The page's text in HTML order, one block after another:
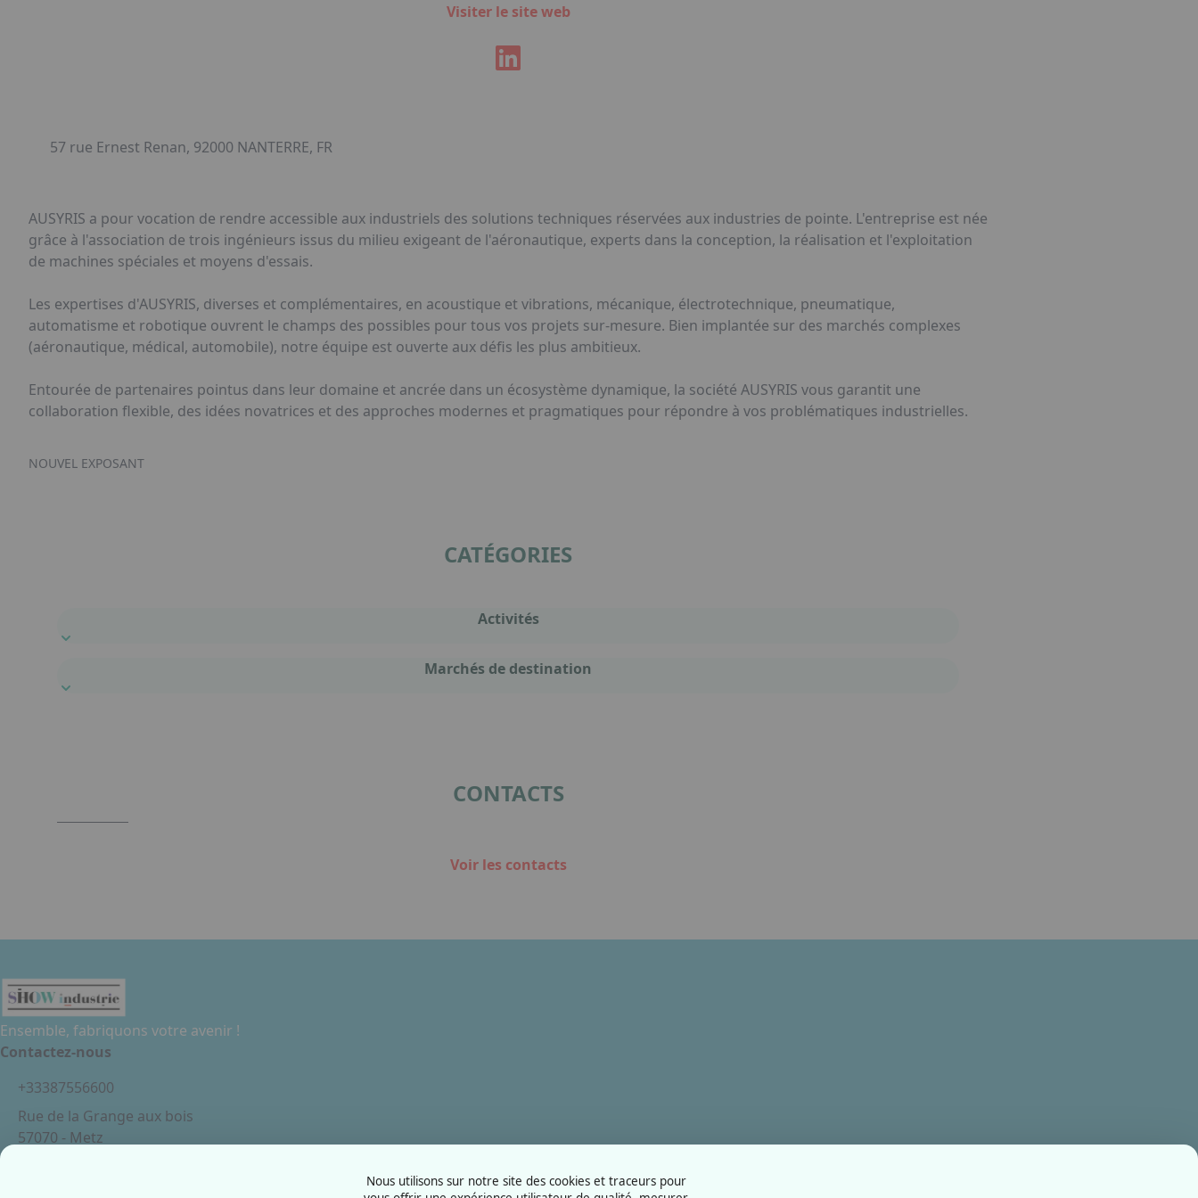
Visiter le site web
57 rue Ernest Renan, 92000 NANTERRE, FR
AUSYRIS a pour vocation de rendre accessible aux industriels des solutions techniques réservées aux industries de pointe. L'entreprise est née
grâce à l'association de trois ingénieurs issus du milieu exigeant de l'aéronautique, experts dans la conception, la réalisation et l'exploitation
de machines spéciales et moyens d'essais.
Les expertises d'AUSYRIS, diverses et complémentaires, en acoustique et vibrations, mécanique, électrotechnique, pneumatique,
automatisme et robotique ouvrent le champs des possibles pour tous vos projets sur-mesure. Bien implantée sur des marchés complexes
(aéronautique, médical, automobile), notre équipe est ouverte aux défis les plus ambitieux.
Entourée de partenaires pointus dans leur domaine et ancrée dans un écosystème dynamique, la société AUSYRIS vous garantit une
collaboration flexible, des idées novatrices et des approches modernes et pragmatiques pour répondre à vos problématiques industrielles.
NOUVEL EXPOSANT
CATÉGORIES
Activités
Marchés de destination
CONTACTS
Voir les contacts
Ensemble, fabriquons votre avenir !
Contactez-nous
+33387556600
Rue de la Grange aux bois
57070 - Metz
Nous utilisons sur notre site des cookies et traceurs pour